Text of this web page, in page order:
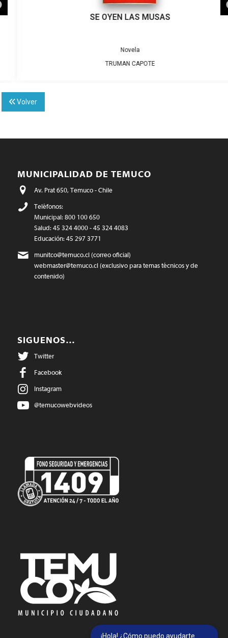
SE OYEN LAS MUSAS
Novela
TRUMAN CAPOTE
Volver
MUNICIPALIDAD DE TEMUCO
Av. Prat 650, Temuco - Chile
Teléfonos:
Municipal: 800 100 650
Salud: 45 324 4000 - 45 324 4083
Educación: 45 297 3771
munitco@temuco.cl(correo oficial)
webmaster@temuco.cl(exclusivo para temas técnicos y de
contenido)
SIGUENOS…
Twitter
Facebook
Instagram
@temucowebvideos
¡Hola! ¿Cómo puedo ayudarte